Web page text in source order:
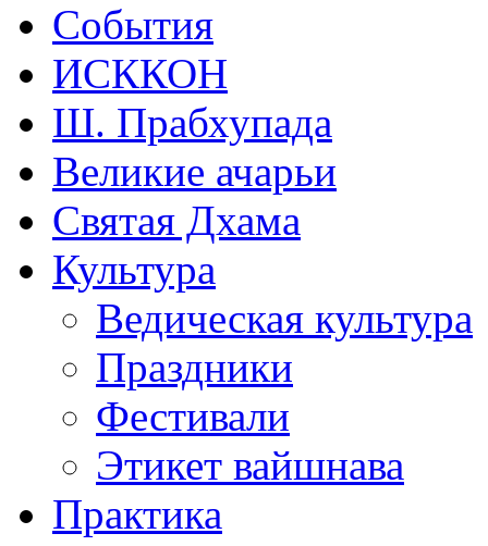
События
ИСККОН
Ш. Прабхупада
Великие ачарьи
Святая Дхама
Культура
Ведическая культура
Праздники
Фестивали
Этикет вайшнава
Практика